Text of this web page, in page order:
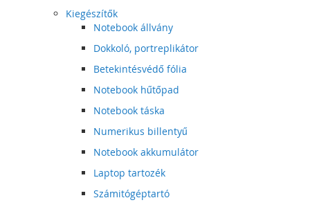
Kiegészítők
Notebook állvány
Dokkoló, portreplikátor
Betekintésvédő fólia
Notebook hűtőpad
Notebook táska
Numerikus billentyű
Notebook akkumulátor
Laptop tartozék
Számitógéptartó